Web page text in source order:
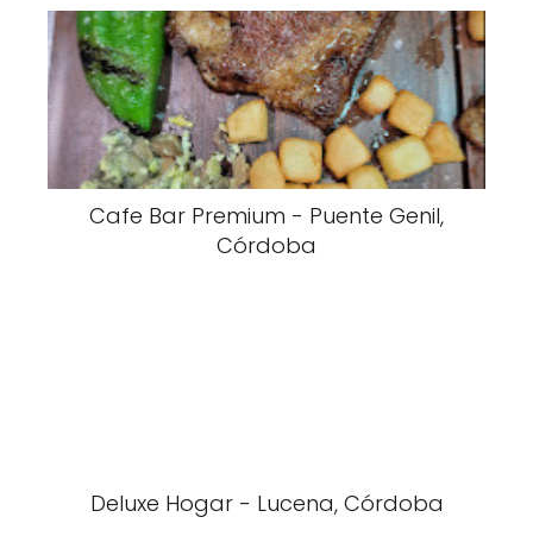
Cafe Bar Premium - Puente Genil,
Córdoba
Deluxe Hogar - Lucena, Córdoba